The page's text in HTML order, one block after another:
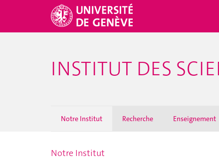
INSTITUT DES
Notre Institut Recherche Enseignement
Notre Institut